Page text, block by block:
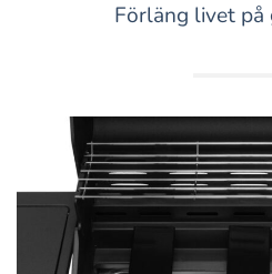
Förläng livet